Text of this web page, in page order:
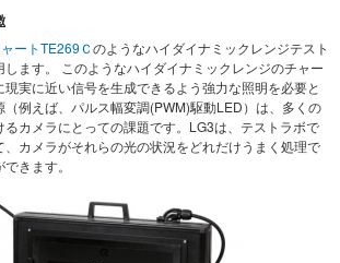
ートTE269Ｃのようなハイダイナミックレンジテスト
ます。 このようなハイダイナミックレンジのチャー
現実に近い信号を生成できるよう強力な照明を必要と
（例えば、パルス幅変調(PWM)駆動LED）は、多くの
るカメラにとっての課題です。LG3は、テストラボで
カメラがそれらの光の状況をどれだけうまく処理で
きます。